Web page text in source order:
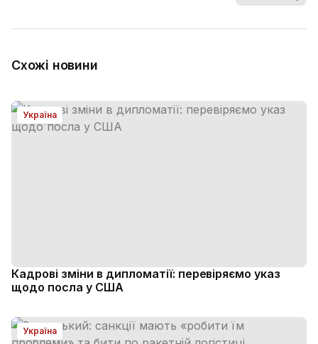
Схожі новини
Україна
Кадрові зміни в дипломатії: перевіряємо указ
щодо посла у США
Україна